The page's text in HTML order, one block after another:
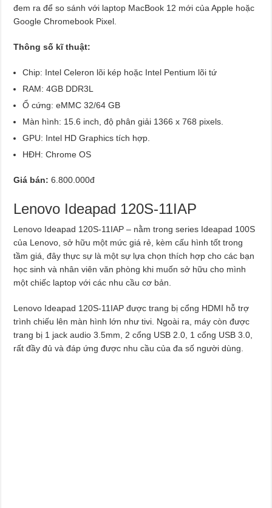
đem ra để so sánh với laptop MacBook 12 mới của Apple hoặc
Google Chromebook Pixel.
Thông số kĩ thuật:
Chip: Intel Celeron lõi kép hoặc Intel Pentium lõi tứ
RAM: 4GB DDR3L
Ổ cứng: eMMC 32/64 GB
Màn hình: 15.6 inch, độ phân giải 1366 x 768 pixels.
GPU: Intel HD Graphics tích hợp.
HĐH: Chrome OS
Giá bán:6.800.000đ
Lenovo Ideapad 120S-11IAP
Lenovo Ideapad 120S-11IAP – nằm trong series Ideapad 100S
của Lenovo, sở hữu một mức giá rẻ, kèm cấu hình tốt trong
tầm giá, đây thực sự là một sự lựa chọn thích hợp cho các bạn
học sinh và nhân viên văn phòng khi muốn sở hữu cho mình
một chiếc laptop với các nhu cầu cơ bản.
Lenovo Ideapad 120S-11IAP được trang bị cổng HDMI hỗ trợ
trình chiếu lên màn hình lớn như tivi. Ngoài ra, máy còn được
trang bị 1 jack audio 3.5mm, 2 cổng USB 2.0, 1 cổng USB 3.0,
rất đầy đủ và đáp ứng được nhu cầu của đa số người dùng.